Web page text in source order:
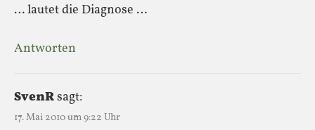
… lautet die Diagnose …
Antworten
SvenRsagt:
17. Mai 2010 um 9:22 Uhr